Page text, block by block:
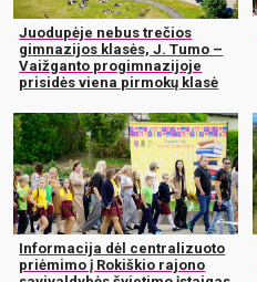
Juodupėje nebus trečios
gimnazijos klasės, J. Tumo –
Vaižganto progimnazijoje
prisidės viena pirmokų klasė
Informacija dėl centralizuoto
priėmimo į Rokiškio rajono